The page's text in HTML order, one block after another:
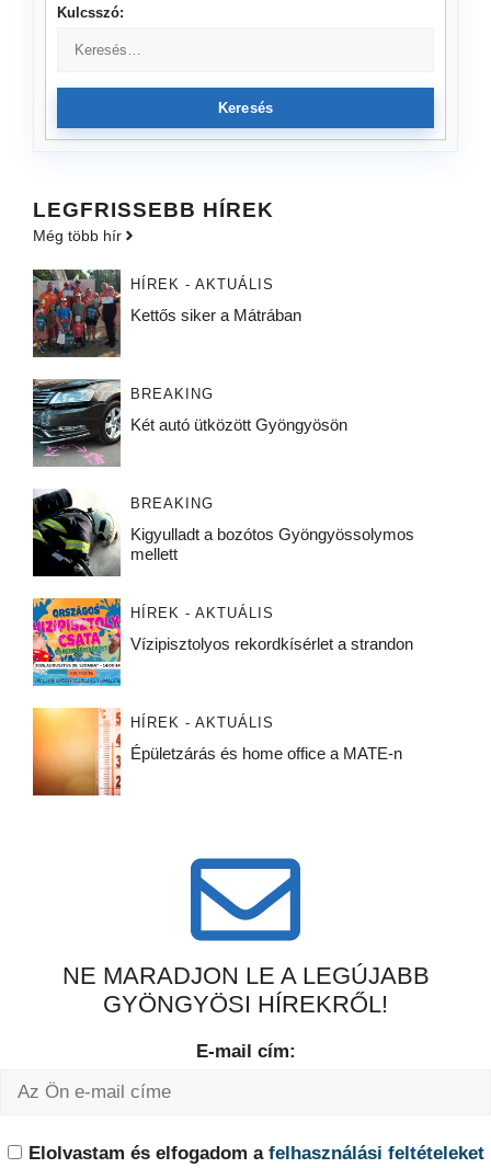
Kulcsszó:
Keresés
LEGFRISSEBB HÍREK
Még több hír
HÍREK - AKTUÁLIS
Kettős siker a Mátrában
BREAKING
Két autó ütközött Gyöngyösön
BREAKING
Kigyulladt a bozótos Gyöngyössolymos
mellett
HÍREK - AKTUÁLIS
Vízipisztolyos rekordkísérlet a strandon
HÍREK - AKTUÁLIS
Épületzárás és home office a MATE-n
NE MARADJON LE A LEGÚJABB
GYÖNGYÖSI HÍREKRŐL!
E-mail cím:
Elolvastam és elfogadom a felhasználási feltételeket